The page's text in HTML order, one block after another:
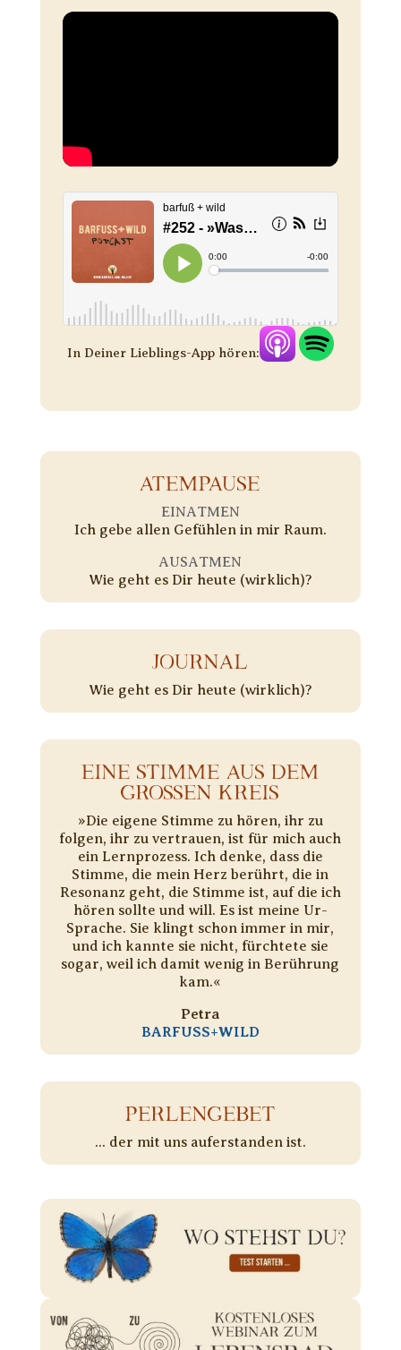
In Deiner Lieblings-App hören:
ATEMPAUSE
EINATMEN
Ich gebe allen Gefühlen in mir Raum.
AUSATMEN
Wie geht es Dir heute (wirklich)?
JOURNAL
Wie geht es Dir heute (wirklich)?
EINE STIMME AUS DEM
GROSSEN KREIS
»Die eigene Stimme zu hören, ihr zu
folgen, ihr zu vertrauen, ist für mich auch
ein Lernprozess. Ich denke, dass die
Stimme, die mein Herz berührt, die in
Resonanz geht, die Stimme ist, auf die ich
hören sollte und will. Es ist meine Ur-
Sprache. Sie klingt schon immer in mir,
und ich kannte sie nicht, fürchtete sie
sogar, weil ich damit wenig in Berührung
kam.«
Petra
BARFUSS+WILD
PERLENGEBET
... der mit uns auferstanden ist.